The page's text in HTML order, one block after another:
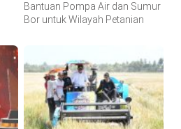
Bantuan Pompa Air dan Sumur
Bor untuk Wilayah Petanian